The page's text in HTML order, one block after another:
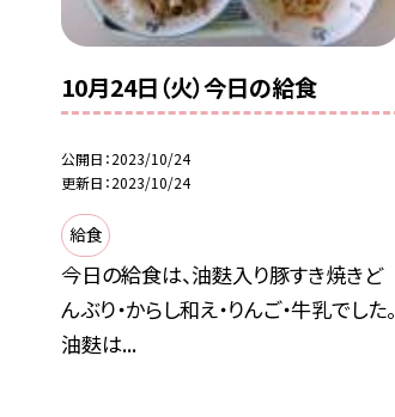
10月24日（火）今日の給食
公開日 2023/10/24
更新日 2023/10/24
給食
今日の給食は、油麩入り豚すき焼きど
んぶり・からし和え・りんご・牛乳でした。
油麩は...